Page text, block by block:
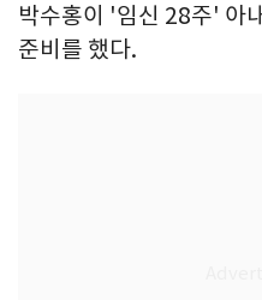
박수홍이 '임신 28주' 아
준비를 했다.